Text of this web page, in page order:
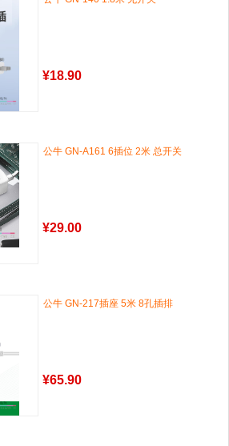
¥18.90
公牛 GN-A161 6插位 2米 总开关
¥29.00
公牛 GN-217插座 5米 8孔插排
¥65.90